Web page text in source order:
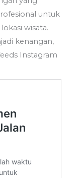
untuk
wisata.
kenangan,
Instagram